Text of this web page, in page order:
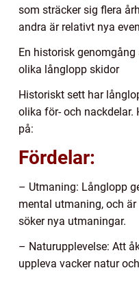
som sträcker sig flera
andra är relativt nya
En historisk
olika långlopp skidor
Historiskt sett har
olika för- och nackdelar.
på:
Fördelar:
– Utmaning: Långlopp
mental utmaning, och
söker nya utmaningar.
– Naturupplevelse: Att
uppleva vacker natur